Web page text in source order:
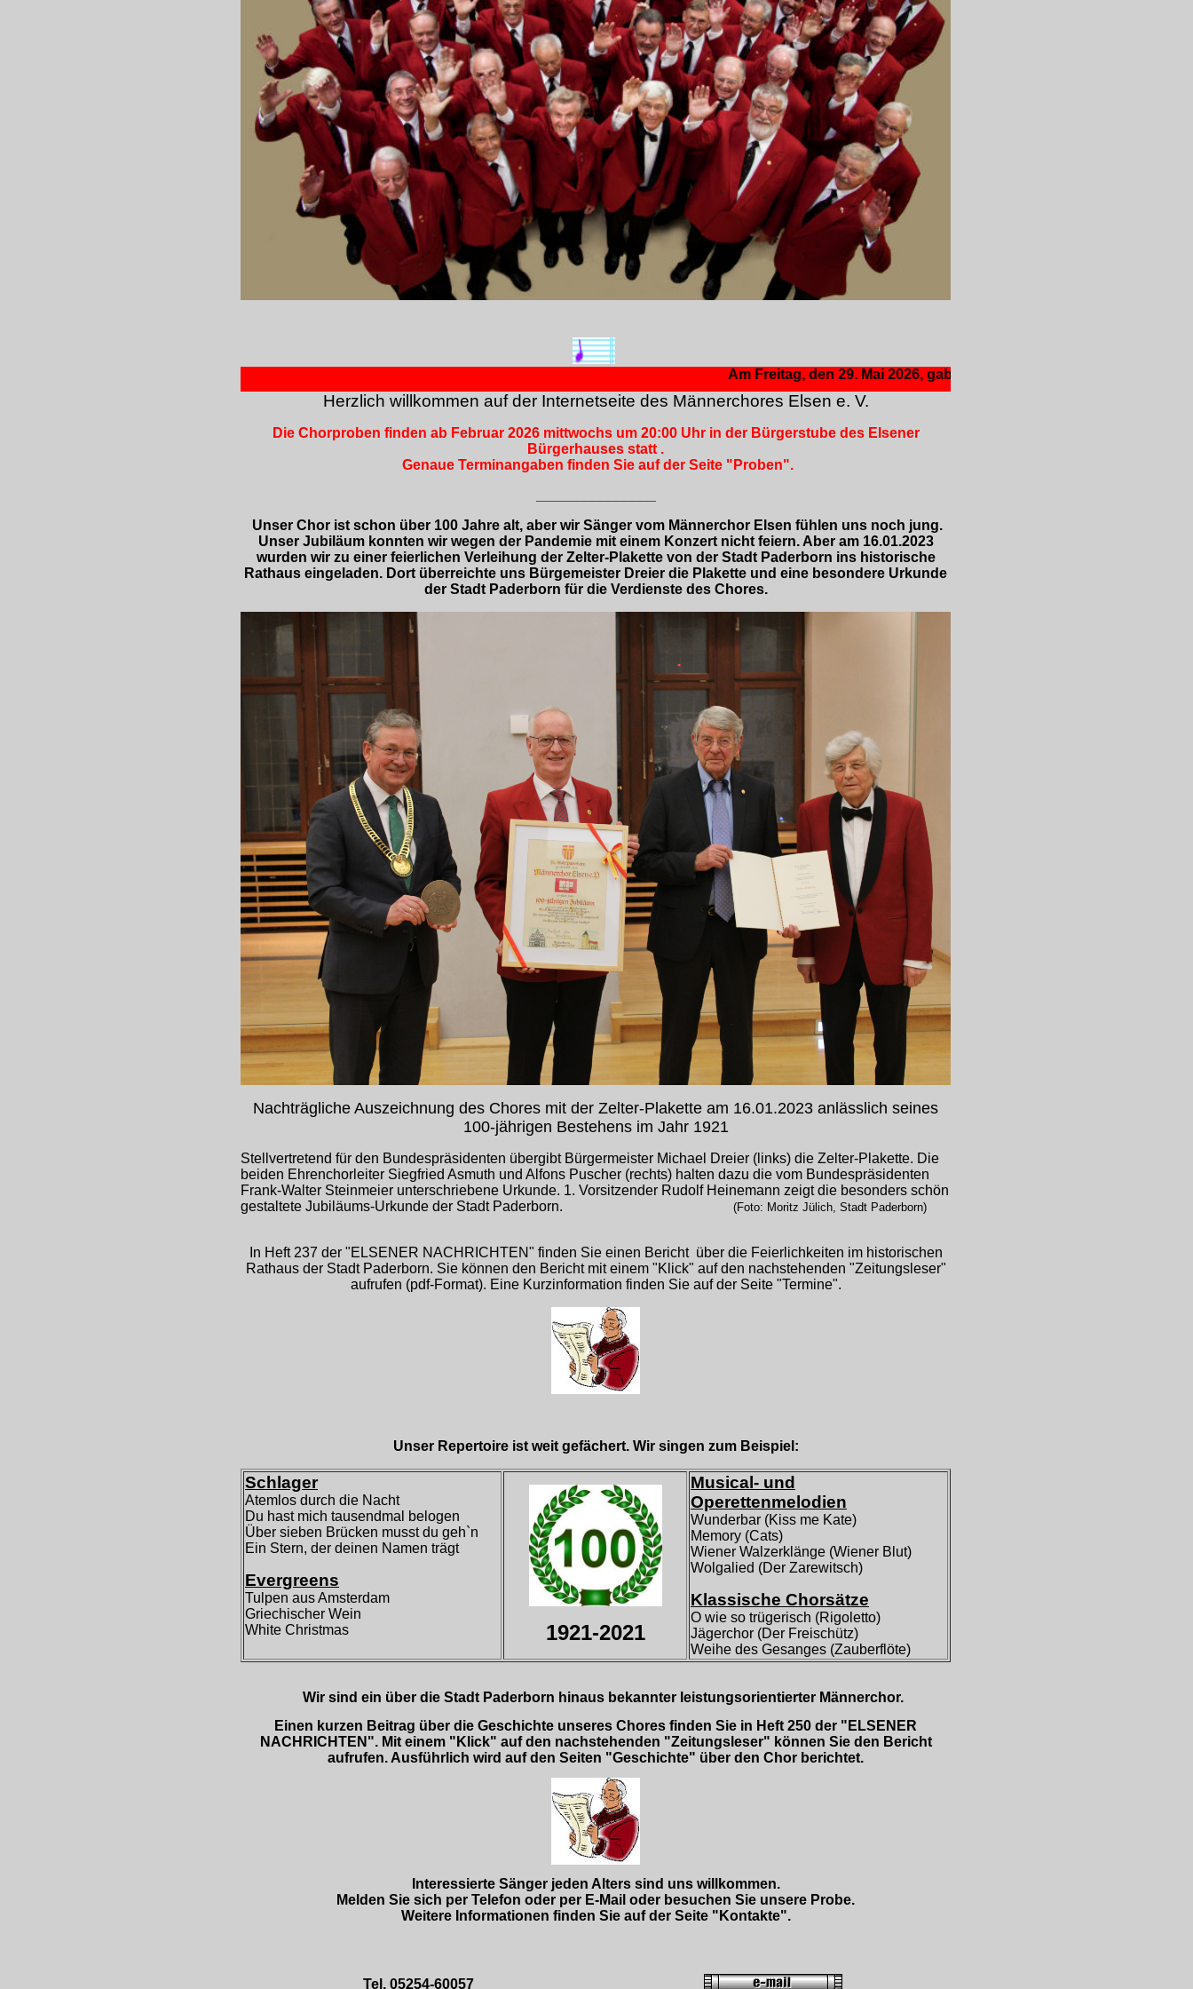
Am Freitag, den 29. Mai 2026, gab der Männerchor Elsen ein Konzert im
Herzlich willkommen auf der Internetseite des Männerchores Elsen e. V.
Die Chorproben finden ab Februar 2026 mittwochs um 20:00 Uhr in der Bürgerstube des Elsener
Bürgerhauses statt .
Genaue Terminangaben finden Sie auf der Seite "Proben".
Unser Chor ist schon über 100 Jahre alt, aber wir Sänger vom Männerchor Elsen fühlen uns noch jung.
Unser Jubiläum konnten wir wegen der Pandemie mit einem Konzert nicht feiern. Aber am 16.01.2023
wurden wir zu einer feierlichen Verleihung der Zelter-Plakette von der Stadt Paderborn ins historische
Rathaus eingeladen. Dort überreichte uns Bürgemeister Dreier die Plakette und eine besondere Urkunde
der Stadt Paderborn für die Verdienste des Chores.
Nachträgliche Auszeichnung des Chores mit der Zelter-Plakette am 16.01.2023 anlässlich seines
100-jährigen Bestehens im Jahr 1921
Stellvertretend für den Bundespräsidenten übergibt Bürgermeister Michael Dreier (links) die Zelter-Plakette. Die
beiden Ehrenchorleiter Siegfried Asmuth und Alfons Puscher (rechts) halten dazu die vom Bundespräsidenten
Frank-Walter Steinmeier unterschriebene Urkunde. 1. Vorsitzender Rudolf Heinemann zeigt die besonders schön
gestaltete Jubiläums-Urkunde der Stadt Paderborn. (Foto: Moritz Jülich, Stadt Paderborn)
In Heft 237 der "ELSENER NACHRICHTEN" finden Sie einen Bericht über die Feierlichkeiten im historischen
Rathaus der Stadt Paderborn. Sie können den Bericht mit einem "Klick" auf den nachstehenden "Zeitungsleser"
aufrufen (pdf-Format). Eine Kurzinformation finden Sie auf der Seite "Termine".
Unser Repertoire ist weit gefächert. Wir singen zum Beispiel:
Schlager
Atemlos durch die Nacht
Du hast mich tausendmal belogen
Über sieben Brücken musst du geh`n
Ein Stern, der deinen Namen trägt
Evergreens
Tulpen aus Amsterdam
Griechischer Wein
White Christmas
1921-2021
Musical- und
Operettenmelodien
Wunderbar (Kiss me Kate)
Memory (Cats)
Wiener Walzerklänge (Wiener Blut)
Wolgalied (Der Zarewitsch)
Klassische Chorsätze
O wie so trügerisch (Rigoletto)
Jägerchor (Der Freischütz)
Weihe des Gesanges (Zauberflöte)
Wir sind ein über die Stadt Paderborn hinaus bekannter leistungsorientierter Männerchor.
Einen kurzen Beitrag über die Geschichte unseres Chores finden Sie in Heft 250 der "ELSENER
NACHRICHTEN". Mit einem "Klick" auf den nachstehenden "Zeitungsleser" können Sie den Bericht
aufrufen. Ausführlich wird auf den Seiten "Geschichte" über den Chor berichtet.
Interessierte Sänger jeden Alters sind uns willkommen.
Melden Sie sich per Telefon oder per E-Mail oder besuchen Sie unsere Probe.
Weitere Informationen finden Sie auf der Seite "Kontakte".
Tel. 05254-60057